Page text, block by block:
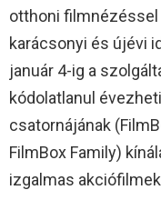
otthoni
karácsonyi és újévi
január 4-ig a
kódolatlanul
csatornájának
FilmBox Family)
izgalmas